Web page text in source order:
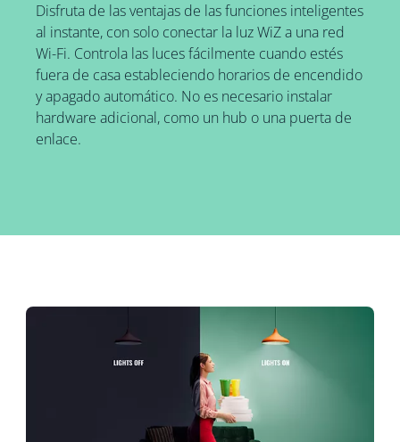
Disfruta de las ventajas de las funciones inteligentes
al instante, con solo conectar la luz WiZ a una red
Wi-Fi. Controla las luces fácilmente cuando estés
fuera de casa estableciendo horarios de encendido
y apagado automático. No es necesario instalar
hardware adicional, como un hub o una puerta de
enlace.